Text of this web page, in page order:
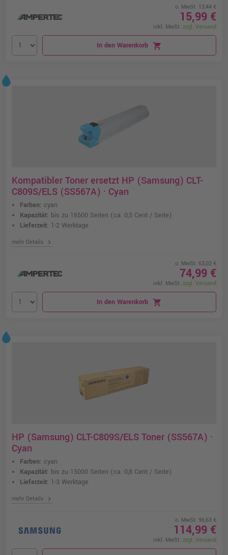
o. MwSt. 13,44 €
15,99 €
inkl. MwSt. zzgl. Versand
In den Warenkorb shopping_cart
Kompatibler Toner ersetzt HP (Samsung) CLT-
C809S/ELS (SS567A) · Cyan
Farben: cyan
Kapazität: bis zu 16500 Seiten (ca. 0,5 Cent / Seite)
Lieferzeit: 1-2 Werktage
mehr Details chevron_right
o. MwSt. 63,02 €
74,99 €
inkl. MwSt. zzgl. Versand
In den Warenkorb shopping_cart
HP (Samsung) CLT-C809S/ELS Toner (SS567A) ·
Cyan
Farben: cyan
Kapazität: bis zu 15000 Seiten (ca. 0,8 Cent / Seite)
Lieferzeit: 1-3 Werktage
mehr Details chevron_right
o. MwSt. 96,63 €
114,99 €
inkl. MwSt. zzgl. Versand